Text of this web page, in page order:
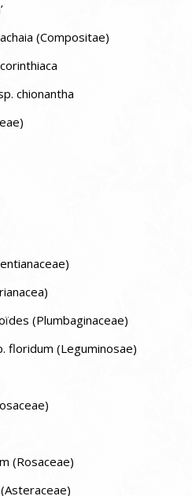
(Compositae)
chionantha
(Plumbaginaceae)
floridum (Leguminosae)
(Rosaceae)